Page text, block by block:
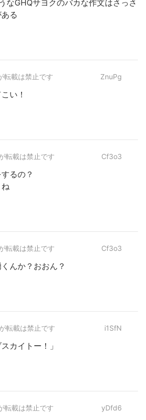
なGHQサヨクのバカな作文はさっさ
る
転載は禁止です ZnuPg
い！
転載は禁止です Cf3o3
るの？
転載は禁止です Cf3o3
んか？おおん？
転載は禁止です i1SfN
カイトー！」
転載は禁止です yDfd6